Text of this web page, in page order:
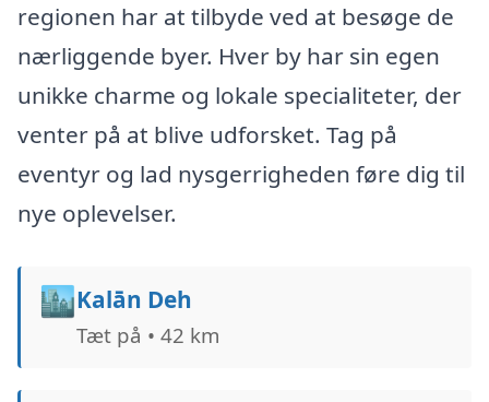
regionen har at tilbyde ved at besøge de
nærliggende byer. Hver by har sin egen
unikke charme og lokale specialiteter, der
venter på at blive udforsket. Tag på
eventyr og lad nysgerrigheden føre dig til
nye oplevelser.
🏙️Kalān Deh
Tæt på • 42 km